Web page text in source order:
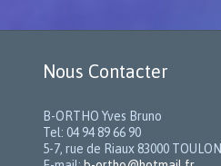
Nous Contacter
B-ORTHO Yves Bruno
Tel: 04 94 89 66 90
5-7, rue de Riaux 83000 TOULON